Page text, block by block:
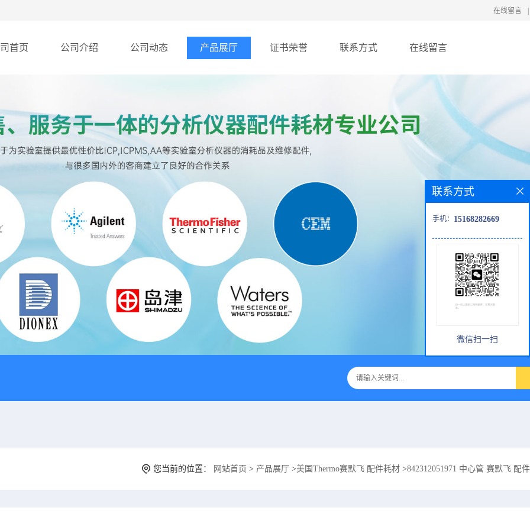
在线留言
首页 公司介绍 公司动态 产品展厅 证书荣誉 联系方式 在线留言
您当前的位置： 网站首页 > 产品展厅 >美国Thermo赛默飞 配件耗材 >842312051971 中心管 赛默飞 配
联系方式
手机： 15168282669
微信扫一扫